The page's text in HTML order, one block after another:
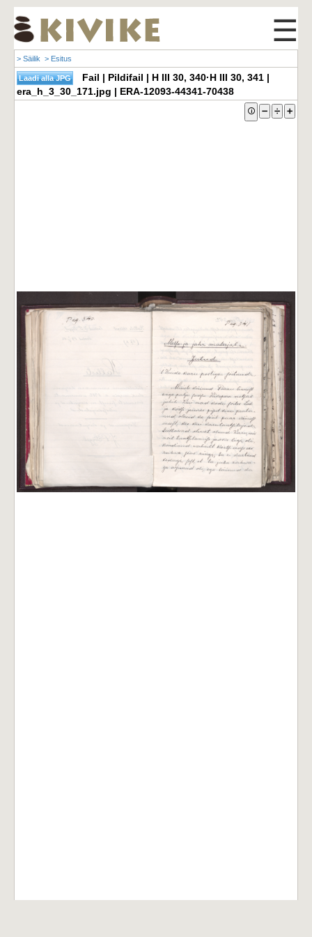
☰
> Säilik > Esitus
Fail | Pildifail | H III 30, 340·H III 30, 341 |
era_h_3_30_171.jpg | ERA-12093-44341-70438